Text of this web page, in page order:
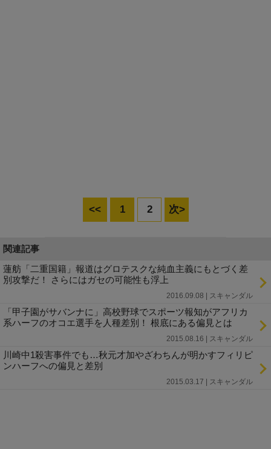
<< 1 2 次>
関連記事
蓮舫「二重国籍」報道はグロテスクな純血主義にもとづく差
別攻撃だ！ さらにはガセの可能性も浮上
2016.09.08 | スキャンダル
「甲子園がサバンナに」高校野球でスポーツ報知がアフリカ
系ハーフのオコエ選手を人種差別！ 根底にある偏見とは
2015.08.16 | スキャンダル
川崎中1殺害事件でも…秋元才加やざわちんが明かすフィリピ
ンハーフへの偏見と差別
2015.03.17 | スキャンダル